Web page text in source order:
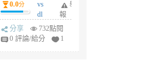
月
前
0.0分
vs
dl
sq
fy
舉
報
分享
732點閱
0 評論/給分
1